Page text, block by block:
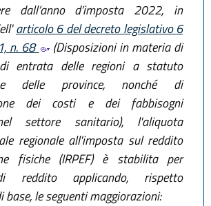
dall’anno d’imposta 2022, in
articolo 6 del decreto legislativo 6
n. 68
(Disposizioni in materia di
entrata delle regioni a statuto
delle province, nonché di
dei costi e dei fabbisogni
settore sanitario), l'aliquota
regionale all'imposta sul reddito
fisiche (IRPEF) è stabilita per
reddito applicando, rispetto
le seguenti maggiorazioni: